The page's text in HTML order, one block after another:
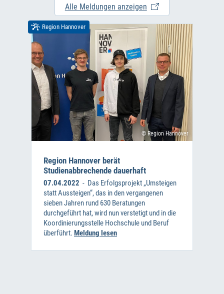
Alle Meldungen anzeigen
Region Hannover
© Region Hannover
Region Hannover berät
Studienabbrechende dauerhaft
07.04.2022 - Das Erfolgsprojekt „Umsteigen
statt Aussteigen“, das in den vergangenen
sieben Jahren rund 630 Beratungen
durchgeführt hat, wird nun verstetigt und in die
Koordinierungsstelle Hochschule und Beruf
überführt. Meldung lesen